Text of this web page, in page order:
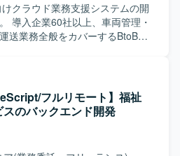
けクラウド業務支援システムの開
導入企業60社以上、車両管理・
送業務全般をカバーするBtoB
修正を行います。 コードレビュ
。 PMI（事業譲渡後の統合）に
レームワー
ロントエンド : React 18 /
(GraphQL) デザインツール：
Amazon RDS インフラ : AWS
フルリモート】福祉
のバックエンド開発